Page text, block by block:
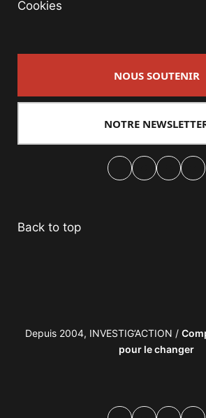
Cookies
NOUS SOUTENIR
NOTRE
Back to top
Depuis 2004, INVESTIG’ACTION /
pour le changer